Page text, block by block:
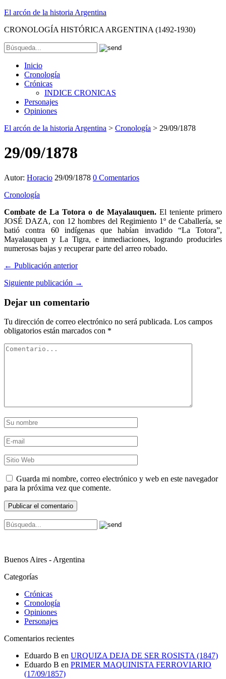
El arcón de la historia Argentina
CRONOLOGÍA HISTÓRICA ARGENTINA (1492-1930)
Inicio
Cronología
Crónicas
INDICE CRONICAS
Personajes
Opiniones
El arcón de la historia Argentina > Cronología > 29/09/1878
29/09/1878
Autor: Horacio 29/09/1878 0 Comentarios
Cronología
Combate deLa Totora o de Mayalauquen. El teniente primero
JOSÉ DAZA, con 12 hombres del Regimiento 1º de Caballería, se
batió contra 60 indígenas que habían invadido “La Totora”,
Mayalauquen y La Tigra, e inmediaciones, logrando producirles
numerosas bajas y recuperar parte del arreo robado.
← Publicación anterior
Siguiente publicación →
Dejar un comentario
Tu dirección de correo electrónico no será publicada. Los campos
obligatorios están marcados con *
Guarda mi nombre, correo electrónico y web en este navegador
para la próxima vez que comente.
Buenos Aires - Argentina
Categorías
Crónicas
Cronología
Opiniones
Personajes
Comentarios recientes
Eduardo B en URQUIZA DEJA DE SER ROSISTA (1847)
Eduardo B en PRIMER MAQUINISTA FERROVIARIO
(17/09/1857)